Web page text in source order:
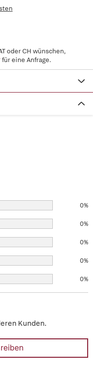
oder CH wünschen,
für eine Anfrage.
0%
0%
0%
0%
0%
Kunden.